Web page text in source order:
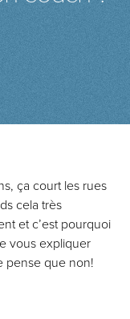
ça court les rues
cela très
et c’est pourquoi
vous expliquer
pense que non!